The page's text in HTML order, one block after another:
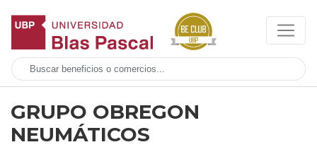
GRUPO OBREGON
NEUMÁTICOS